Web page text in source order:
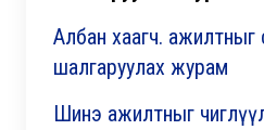
Албан хаагч. ажилтныг
шалгаруулах журам
Шинэ ажилтныг